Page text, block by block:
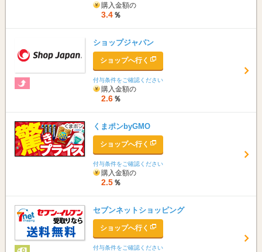
購入金額の
3.4 ％
ショップジャパン
ショップへ行く
付与条件をご確認ください
購入金額の
2.6 ％
くまポンbyGMO
ショップへ行く
付与条件をご確認ください
購入金額の
2.5 ％
セブンネットショッピング
ショップへ行く
付与条件をご確認ください